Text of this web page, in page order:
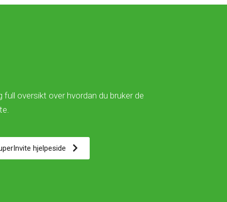
oversikt over hvordan du bruker de
hjelpeside